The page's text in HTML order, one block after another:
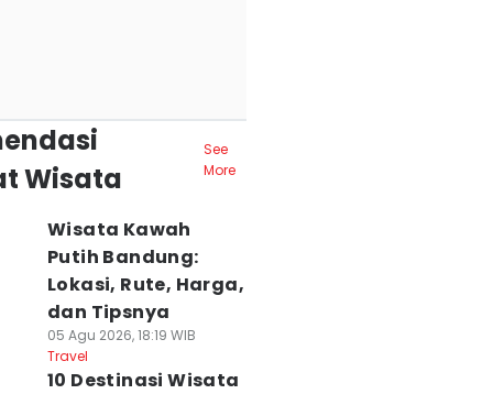
Wisata
See
More
Wisata Kawah
Putih Bandung:
Lokasi, Rute, Harga,
dan Tipsnya
05 Agu 2026, 18:19 WIB
Travel
10 Destinasi Wisata